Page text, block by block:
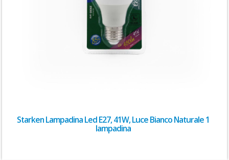
Starken Lampadina Led E27, 41W, Luce Bianco Naturale 1
lampadina